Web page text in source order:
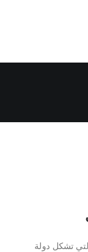
تشكل دولة